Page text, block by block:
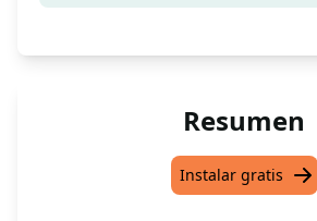
Resumen
Instalar gratis